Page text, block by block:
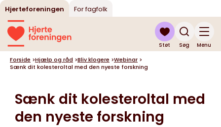
Hjerteforeningen For fagfolk
Søg
Støt Menu
Forside >Hjælp og råd >Bliv klogere >Webinar >
Sænk dit kolesteroltal med den nyeste forskning
Sænk dit kolesteroltal med
den nyeste forskning